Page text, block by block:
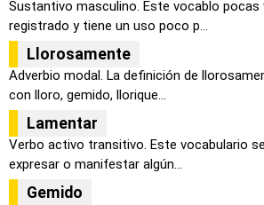
Sustantivo masculino. Este vocablo pocas
registrado y tiene un uso poco p...
Llorosamente
Adverbio modal. La definición de
con lloro, gemido, llorique...
Lamentar
Verbo activo transitivo. Este vocabulario
expresar o manifestar algún...
Gemido